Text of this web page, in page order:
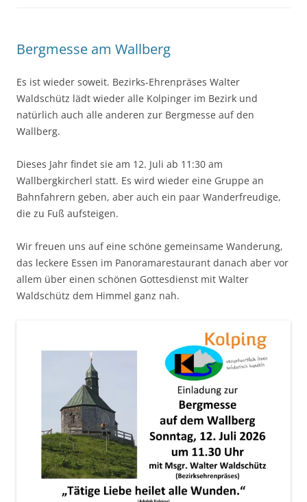
Bergmesse am Wallberg
Es ist wieder soweit. Bezirks-Ehrenpräses Walter
Waldschütz lädt wieder alle Kolpinger im Bezirk und
natürlich auch alle anderen zur Bergmesse auf den
Wallberg.
Dieses Jahr findet sie am 12. Juli ab 11:30 am
Wallbergkircherl statt. Es wird wieder eine Gruppe an
Bahnfahrern geben, aber auch ein paar Wanderfreudige,
die zu Fuß aufsteigen.
Wir freuen uns auf eine schöne gemeinsame Wanderung,
das leckere Essen im Panoramarestaurant danach aber vor
allem über einen schönen Gottesdienst mit Walter
Waldschütz dem Himmel ganz nah.